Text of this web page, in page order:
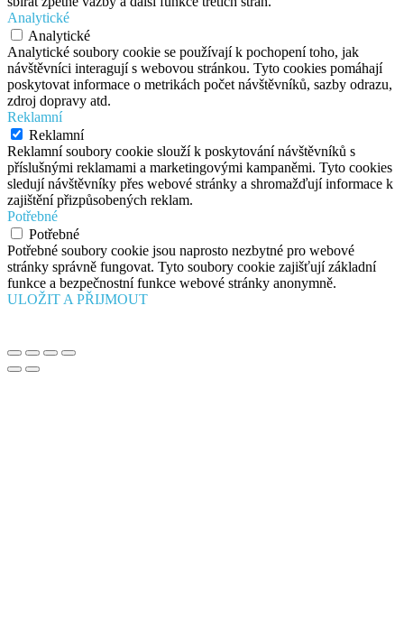
Analytické
Analytické
Analytické soubory cookie se používají k pochopení toho, jak
návštěvníci interagují s webovou stránkou. Tyto cookies pomáhají
poskytovat informace o metrikách počet návštěvníků, sazby odrazu,
zdroj dopravy atd.
Reklamní
Reklamní
Reklamní soubory cookie slouží k poskytování návštěvníků s
příslušnými reklamami a marketingovými kampaněmi. Tyto cookies
sledují návštěvníky přes webové stránky a shromažďují informace k
zajištění přizpůsobených reklam.
Potřebné
Potřebné
Potřebné soubory cookie jsou naprosto nezbytné pro webové
stránky správně fungovat. Tyto soubory cookie zajišťují základní
funkce a bezpečnostní funkce webové stránky anonymně.
ULOŽIT A PŘIJMOUT